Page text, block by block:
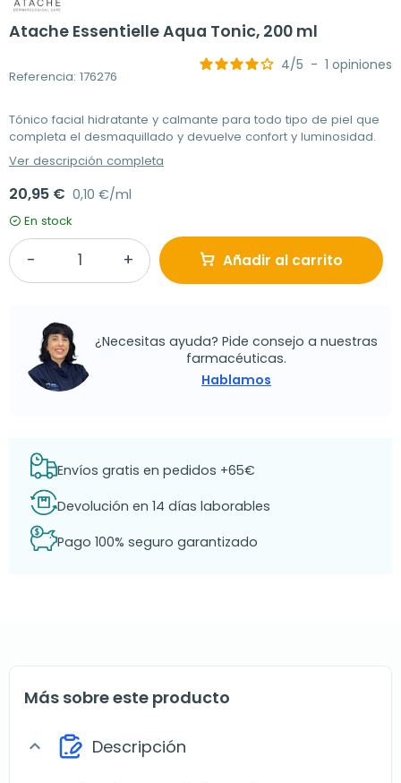
Atache Essentielle Aqua Tonic, 200 ml
Referencia: 176276
4/5 - 1 opiniones
Tónico facial hidratante y calmante para todo tipo de piel que
completa el desmaquillado y devuelve confort y luminosidad.
Ver descripción completa
20,95 € 0,10 €/ml
En stock
Añadir al carrito
¿Necesitas ayuda? Pide consejo a nuestras
farmacéuticas.
Hablamos
Envíos gratis en pedidos +65€
Devolución en 14 días laborables
Pago 100% seguro garantizado
Más sobre este producto
expand_more Descripción